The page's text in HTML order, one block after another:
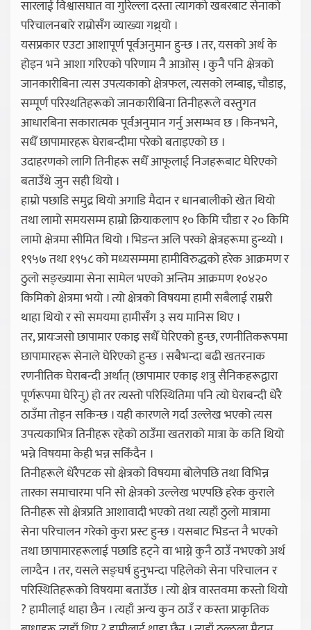
सारलाई विश्वासघात वा गुरिल्ला दस्ता त्यागको खबरबाट सेनाको
परिचालनबारे राम्रोसँग व्याख्या गथ्र्यो ।
यसप्रकार एउटा आशापूर्ण पूर्वअनुमान हुन्छ । तर, यसको अर्थ के
होइन भने आशा गरिएको परिणाम नै आओस् । कुनै पनि क्षेत्रको
जानकारीबिना त्यस उपत्यकाको क्षेत्रफल, त्यसको लम्बाइ, चौडाइ,
सम्पूर्ण परिस्थतिहरूको जानकारीबिना तिनीहरूले वस्तुगत
आधारबिना सकारात्मक पूर्वअनुमान गर्नु असम्भव छ । किनभने,
सधैँ छापामारहरू घेराबन्दीमा परेको बताइएको छ ।
उदाहरणको लागि तिनीहरू सधैँ आफूलाई निजहरूबाट घेरिएको
बताउँथे जुन सही थियो ।
हाम्रो पछाडि समुद्र थियो अगाडि मैदान र धानबालीको खेत थियो
तथा लामो समयसम्म हाम्रो क्रियाकलाप १० किमि चौडा र २० किमि
लामो क्षेत्रमा सीमित थियो । भिडन्त अलि परको क्षेत्रहरूमा हुन्थ्यो ।
१९५७ तथा १९५८ को मध्यसम्ममा हामीविरुद्धको हरेक आक्रमण र
ठुलो सङ्ख्यामा सेना सामेल भएको अन्तिम आक्रमण १०४२०
किमिको क्षेत्रमा भयो । त्यो क्षेत्रको विषयमा हामी सबैलाई राम्ररी
थाहा थियो र सो समयमा हामीसँग ३ सय मानिस थिए ।
तर, प्रायःजसो छापामार एकाइ सधैँ घेरिएको हुन्छ, रणनीतिकरूपमा
छापामारहरू सेनाले घेरिएको हुन्छ । सबैभन्दा बढी खतरनाक
रणनीतिक घेराबन्दी अर्थात् (छापामार एकाइ शत्रु सैनिकहरूद्वारा
पूर्णरूपमा घेरिनु) हो तर त्यस्तो परिस्थितिमा पनि त्यो घेराबन्दी धेरै
ठाउँमा तोड्न सकिन्छ । यही कारणले गर्दा उल्लेख भएको त्यस
उपत्यकाभित्र तिनीहरू रहेको ठाउँमा खतराको मात्रा के कति थियो
भन्ने विषयमा केही भन्न सकिँदैन ।
तिनीहरूले धेरैपटक सो क्षेत्रको विषयमा बोलेपछि तथा विभिन्न
तारका समाचारमा पनि सो क्षेत्रको उल्लेख भएपछि हरेक कुराले
तिनीहरू सो क्षेत्रप्रति आशावादी भएको तथा त्यहाँ ठुलो मात्रामा
सेना परिचालन गरेको कुरा प्रस्ट हुन्छ । यसबाट भिडन्त नै भएको
तथा छापामारहरूलाई पछाडि हट्ने वा भाग्ने कुनै ठाउँ नभएको अर्थ
लाग्दैन । तर, यसले सङ्घर्ष हुनुभन्दा पहिलेको सेना परिचालन र
परिस्थितिहरूको विषयमा बताउँछ । त्यो क्षेत्र वास्तवमा कस्तो थियो
? हामीलाई थाहा छैन । त्यहाँ अन्य कुन ठाउँ र कस्ता प्राकृतिक